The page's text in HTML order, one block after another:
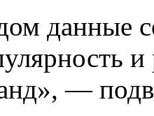
данные
и
—